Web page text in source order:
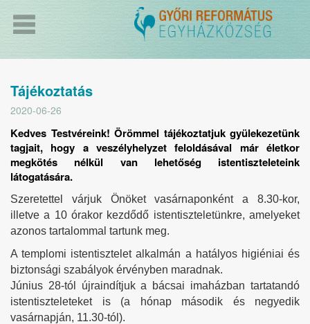
Tájékoztatás
2020-06-26
Kedves Testvéreink! Örömmel tájékoztatjuk gyülekezetünk
tagjait, hogy a veszélyhelyzet feloldásával már életkor
megkötés nélkül van lehetőség istentiszteleteink
látogatására.
Szeretettel várjuk Önöket vasárnaponként a 8.30-kor,
illetve a 10 órakor kezdődő istentiszteletünkre, amelyeket
azonos tartalommal tartunk meg.
A templomi istentisztelet alkalmán a hatályos higiéniai és
biztonsági szabályok érvényben maradnak.
Június 28-tól újraindítjuk a bácsai imaházban tartatandó
istentiszteleteket is (a hónap második és negyedik
vasárnapján, 11.30-tól).